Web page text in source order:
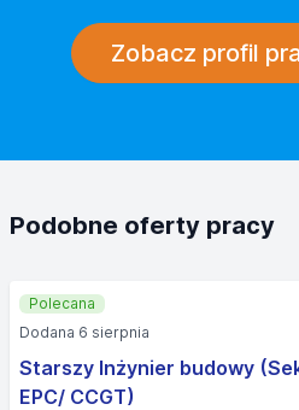
Zobacz profil
Podobne oferty pracy
Starszy Inżynier budowy
EPC/ CCGT)
Polecana
Dodana 6 sierpnia